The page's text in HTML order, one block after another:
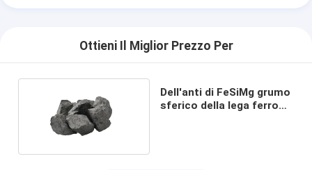
Ottieni Il Miglior Prezzo Per
Dell'anti di FeSiMg grumo
sferico della lega ferro